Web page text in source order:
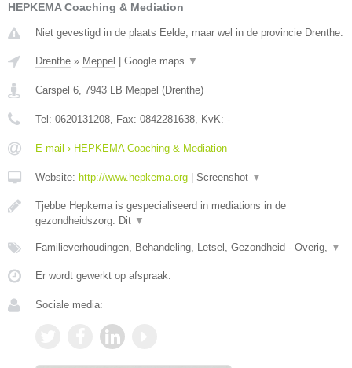
HEPKEMA Coaching & Mediation
Niet gevestigd in de plaats Eelde, maar wel in de provincie Drenthe.
Drenthe » Meppel Google maps ▼
Carspel 6, 7943 LB Meppel (Drenthe)
Tel: 0620131208, Fax: 0842281638, KvK: -
E-mail › HEPKEMA Coaching & Mediation
Website: http://www.hepkema.org Screenshot ▼
Tjebbe Hepkema is gespecialiseerd in mediations in de
gezondheidszorg. Dit ▼
Familieverhoudingen, Behandeling, Letsel, Gezondheid - Overig, ▼
Er wordt gewerkt op afspraak.
Sociale media: